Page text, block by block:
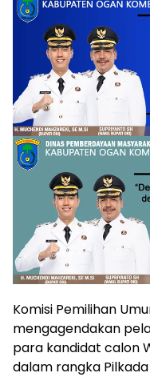
Komisi Pemilihan
mengagendakan
para kandidat calon
dalam rangka